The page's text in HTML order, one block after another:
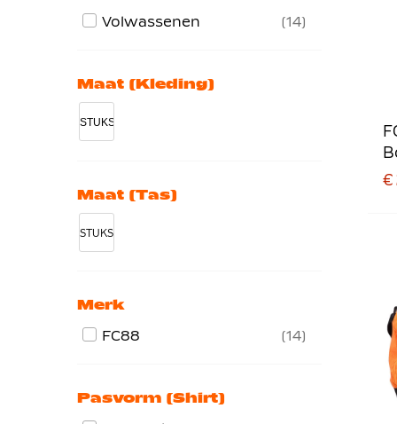
€
Volwassenen 14
Maat (kleding)
STUKS
Maat (tas)
STUKS
Merk
FC88 14
Pasvorm (shirt)